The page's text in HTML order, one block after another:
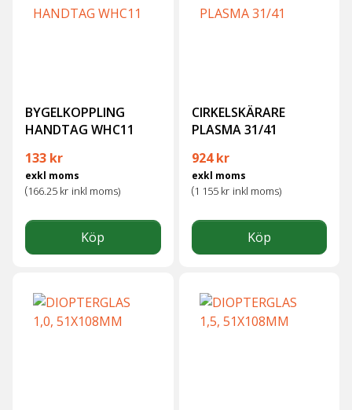
BYGELKOPPLING
HANDTAG WHC11
133 kr
exkl moms
(166.25 kr inkl moms)
Köp
CIRKELSKÄRARE
PLASMA 31/41
924kr
exkl moms
(1 155 kr inkl moms)
Köp